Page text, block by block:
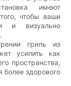
имеют
чтобы ваши
и визуально
гриль из
усилить как
пространства,
здорового